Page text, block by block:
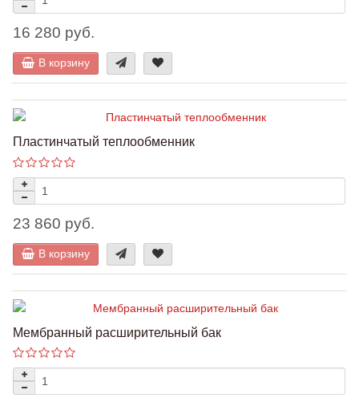
16 280 руб.
В корзину
Пластинчатый теплообменник
23 860 руб.
В корзину
Мембранный расширительный бак